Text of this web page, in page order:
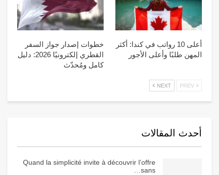
أعلى 10 رواتب في كندا: أكثر
المهن طلبًا وأعلى الأجور
خطوات إصدار جواز السفر
القطري إلكترونيًا 2026: دليل
كامل ومُحدّث
NEXT
أحدث المقالات
Quand la simplicité invite à découvrir l’offre
sans…